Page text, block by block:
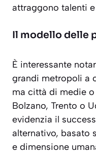
attraggono talenti
Il modello delle
È interessante
grandi metropoli a
ma città di medie
Bolzano, Trento o
evidenzia il
alternativo, basato
e dimensione